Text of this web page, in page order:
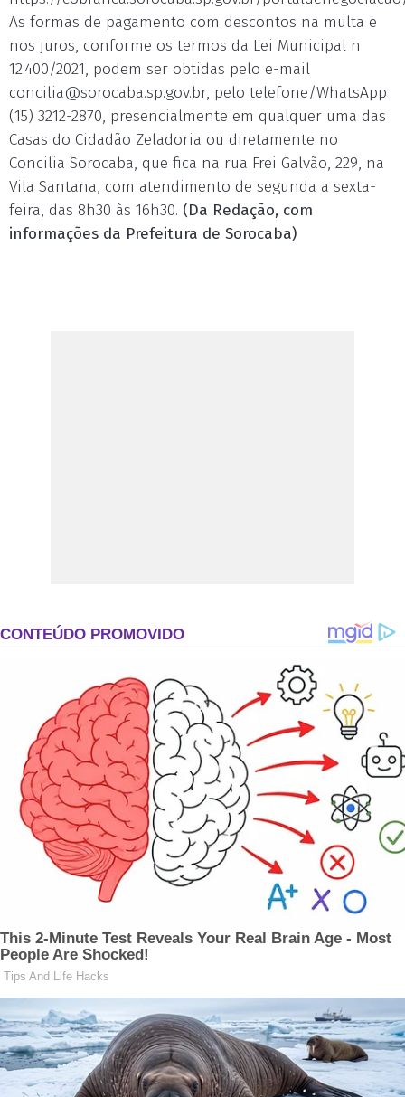
As formas de pagamento com descontos na multa e
nos juros, conforme os termos da Lei Municipal n
12.400/2021, podem ser obtidas pelo e-mail
concilia@sorocaba.sp.gov.br, pelo telefone/WhatsApp
(15) 3212-2870, presencialmente em qualquer uma das
Casas do Cidadão Zeladoria ou diretamente no
Concilia Sorocaba, que fica na rua Frei Galvão, 229, na
Vila Santana, com atendimento de segunda a sexta-
feira, das 8h30 às 16h30. (Da Redação, com
informações da Prefeitura de Sorocaba)